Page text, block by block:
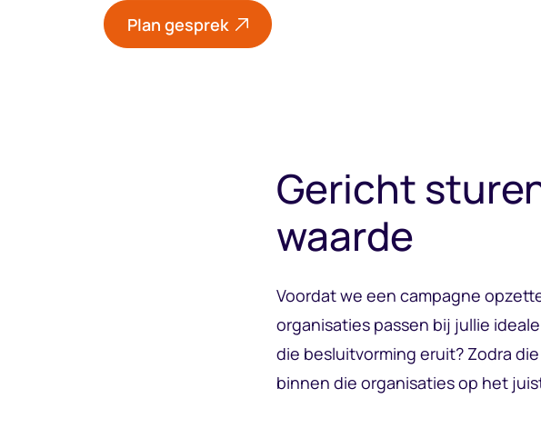
Plan gesprek
Gericht
waarde
Voordat we een campagne
organisaties passen bij jullie
die besluitvorming eruit? Zodra
binnen die organisaties op het